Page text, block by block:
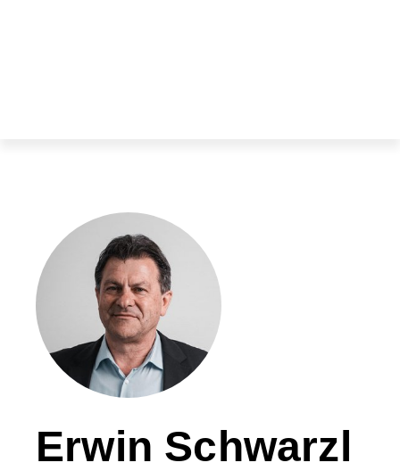
Erwin Schwarzl